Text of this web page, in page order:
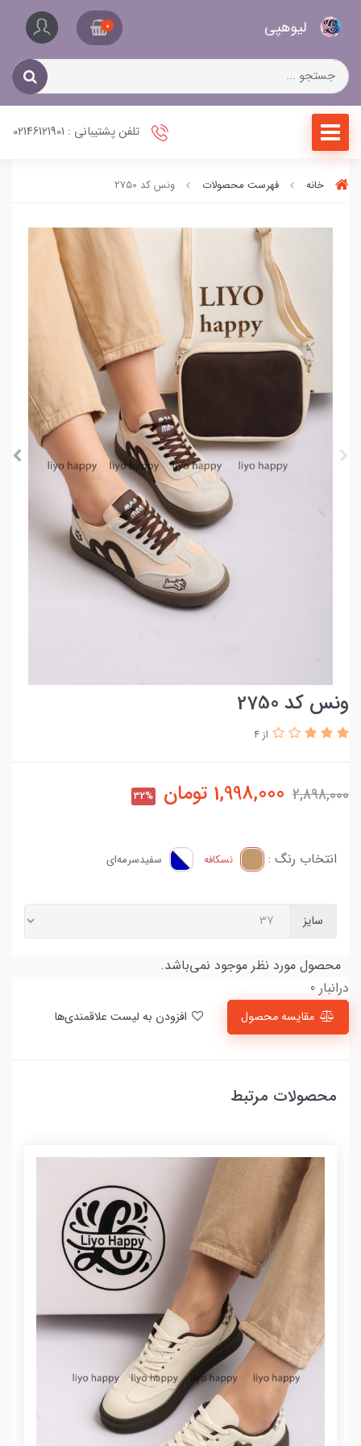
لیو‌هپی 0
تلفن پشتیبانی : 02146121901
خانه فهرست محصولات ونس کد 2750
ونس کد 2750
از 4
2,898,000
1,998,000 تومان 32%
انتخاب رنگ : نسکافه سفید‌سرمه‌ای
سایز
محصول مورد نظر موجود نمی‌باشد.
درانبار 0
مقایسه محصول
محصولات مرتبط